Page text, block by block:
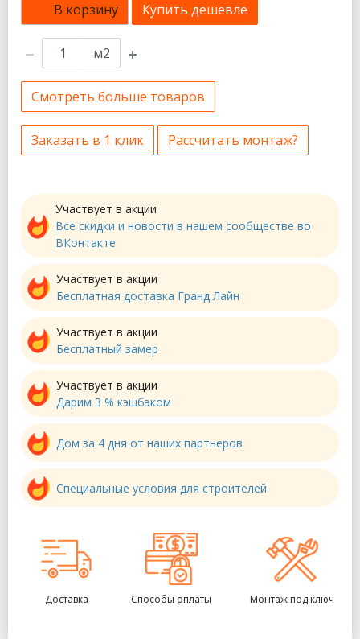
В корзину Купить дешевле
м2
Смотреть больше товаров
Заказать в 1 клик Рассчитать монтаж?
Участвует в акции
Все скидки и новости в нашем сообществе во
ВКонтакте
Участвует в акции
Бесплатная доставка Гранд Лайн
Участвует в акции
Бесплатный замер
Участвует в акции
Дарим 3 % кэшбэком
Дом за 4 дня от наших партнеров
Специальные условия для строителей
Доставка Способы оплаты Монтаж под ключ